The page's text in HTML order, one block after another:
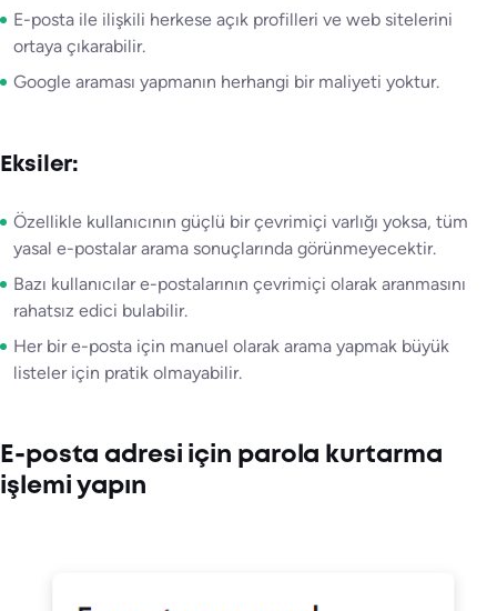
E-posta ile ilişkili herkese açık profilleri ve web sitelerini
ortaya çıkarabilir.
Google araması yapmanın herhangi bir maliyeti yoktur.
Eksiler:
Özellikle kullanıcının güçlü bir çevrimiçi varlığı yoksa, tüm
yasal e-postalar arama sonuçlarında görünmeyecektir.
Bazı kullanıcılar e-postalarının çevrimiçi olarak aranmasını
rahatsız edici bulabilir.
Her bir e-posta için manuel olarak arama yapmak büyük
listeler için pratik olmayabilir.
E-posta adresi için parola kurtarma
işlemi yapın